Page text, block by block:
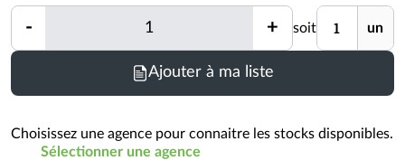
prix
- Quantité + soit Unité un
Ajouter à ma liste
Choisissez une agence pour connaitre les stocks disponibles.
Sélectionner une agence